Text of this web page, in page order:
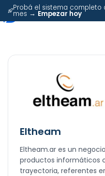
Probá el sistema completo
mes → Empezar hoy
Eltheam
Eltheam.ar es un negocio de venta y reparación de
productos informáticos
trayectoria, referentes